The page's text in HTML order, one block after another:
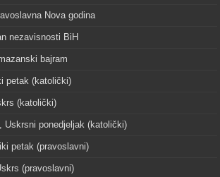
Nova godina
nezavisnosti BiH
bajram
petak (katolički)
(katolički)
Uskrsni ponedjeljak (katolički)
petak (pravoslavni)
(pravoslavni)